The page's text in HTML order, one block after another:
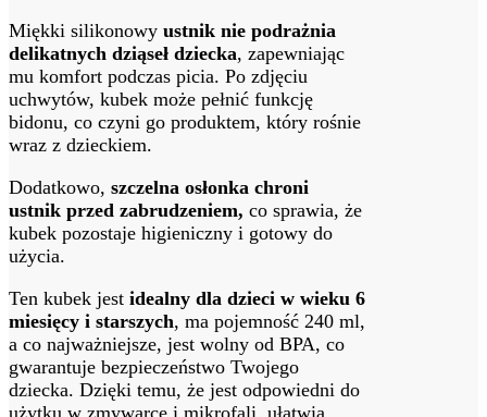
Miękki silikonowy ustnik nie podrażnia
delikatnych dziąseł dziecka, zapewniając
mu komfort podczas picia. Po zdjęciu
uchwytów, kubek może pełnić funkcję
bidonu, co czyni go produktem, który rośnie
wraz z dzieckiem.
Dodatkowo, szczelna osłonka chroni
ustnik przed zabrudzeniem, co sprawia, że
kubek pozostaje higieniczny i gotowy do
użycia.
Ten kubek jest idealny dla dzieci w wieku 6
miesięcy i starszych, ma pojemność 240 ml,
a co najważniejsze, jest wolny od BPA, co
gwarantuje bezpieczeństwo Twojego
dziecka. Dzięki temu, że jest odpowiedni do
użytku w zmywarce i mikrofali, ułatwia